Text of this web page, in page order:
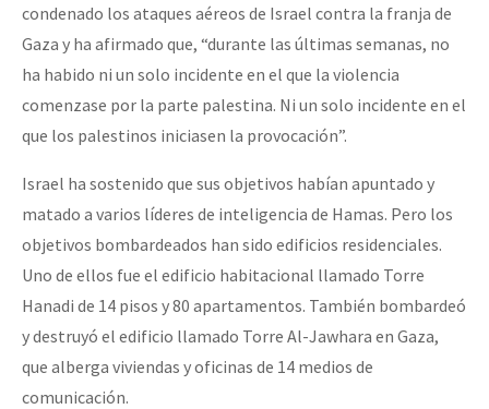
condenado los ataques aéreos de Israel contra la franja de
Gaza y ha afirmado que, “durante las últimas semanas, no
ha habido ni un solo incidente en el que la violencia
comenzase por la parte palestina. Ni un solo incidente en el
que los palestinos iniciasen la provocación”.
Israel ha sostenido que sus objetivos habían apuntado y
matado a varios líderes de inteligencia de Hamas. Pero los
objetivos bombardeados han sido edificios residenciales.
Uno de ellos fue el edificio habitacional llamado Torre
Hanadi de 14 pisos y 80 apartamentos. También bombardeó
y destruyó el edificio llamado Torre Al-Jawhara en Gaza,
que alberga viviendas y oficinas de 14 medios de
comunicación.